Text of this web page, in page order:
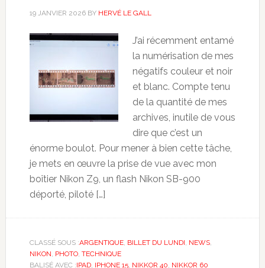
19 JANVIER 2026BY HERVÉ LE GALL
J’ai récemment entamé
la numérisation de mes
négatifs couleur et noir
et blanc. Compte tenu
de la quantité de mes
archives, inutile de vous
dire que c’est un
énorme boulot. Pour mener à bien cette tâche,
je mets en œuvre la prise de vue avec mon
boîtier Nikon Z9, un flash Nikon SB-900
déporté, piloté […]
CLASSÉ SOUS :ARGENTIQUE, BILLET DU LUNDI NEWS,
NIKON PHOTO, TECHNIQUE
BALISÉ AVEC :IPAD, IPHONE 15, NIKKOR 40 NIKKOR 60